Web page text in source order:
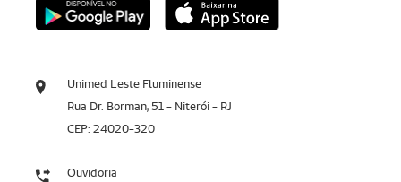
Unimed Leste Fluminense
Rua Dr. Borman, 51 - Niterói - RJ
CEP: 24020-320
Ouvidoria